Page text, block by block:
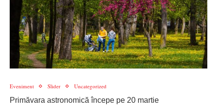
Eveniment Slider Uncategorized
Primăvara astronomică începe pe 20 martie